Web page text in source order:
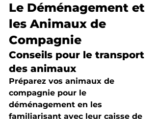
Le Déménagement et
les Animaux de
Compagnie
Conseils pour le transport
des animaux
Préparez vos animaux de
compagnie pour le
déménagement en les
familiarisant avec leur caisse de